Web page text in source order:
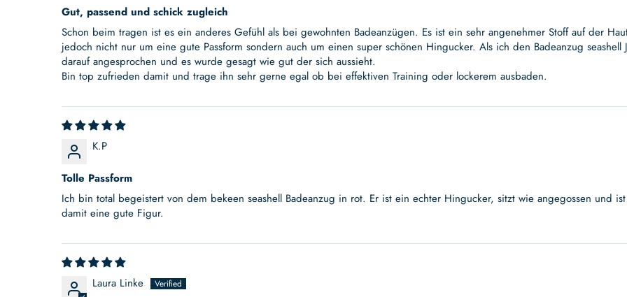
Gut, passend und schick zugleich
Schon beim tragen ist es ein anderes Gefühl als bei gewohnten Badeanzügen. Es ist ein sehr angenehmer Stoff auf der
jedoch nicht nur um eine gute Passform sondern auch um einen super schönen Hingucker. Als ich den Badeanzug
darauf angesprochen und es wurde gesagt wie gut der sich aussieht.
Bin top zufrieden damit und trage ihn sehr gerne egal ob bei effektiven Training oder lockerem ausbaden.
K.P
Tolle Passform
Ich bin total begeistert von dem bekeen seashell Badeanzug in rot. Er ist ein echter Hingucker, sitzt wie angegossen und
damit eine gute Figur.
Laura Linke